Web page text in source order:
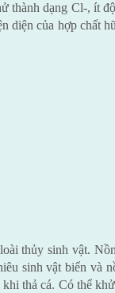
thành dạng Cl-, ít
của hợp chất
thủy sinh vật.
sinh vật biển và
thả cá. Có thể